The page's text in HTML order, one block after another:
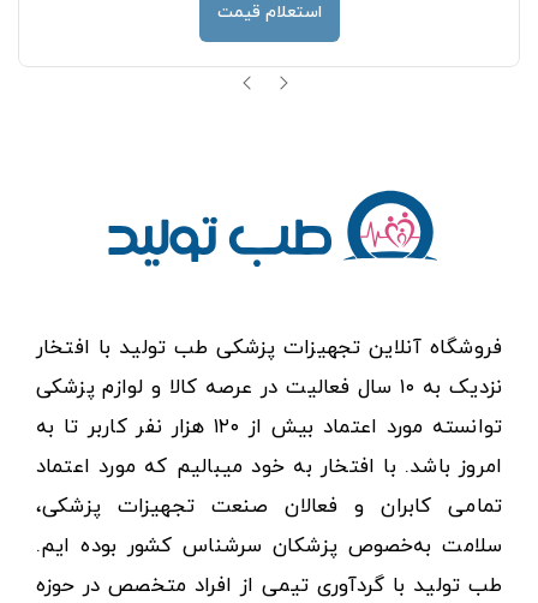
استعلام قیمت
فروشگاه آنلاین تجهیزات پزشکی طب تولید با افتخار
نزدیک به ۱۰ سال فعالیت در عرصه کالا و لوازم پزشکی
توانسته مورد اعتماد بیش از ۱۲۰ هزار نفر کاربر تا به
امروز باشد. با افتخار به خود میبالیم که مورد اعتماد
تمامی کابران و فعالان صنعت تجهیزات پزشکی،
سلامت به‌خصوص پزشکان سرشناس کشور بوده ایم.
طب تولید با گردآوری تیمی از افراد متخصص در حوزه